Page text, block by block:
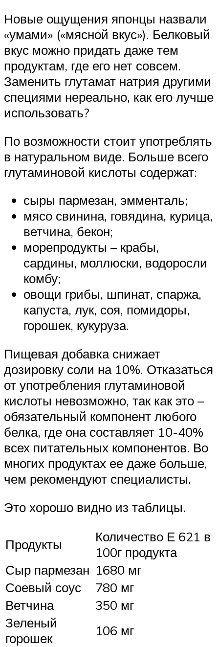
Новые ощущения японцы назвали
«умами» («мясной вкус»). Белковый
вкус можно придать даже тем
продуктам, где его нет совсем.
Заменить глутамат натрия другими
специями нереально, как его лучше
использовать?
По возможности стоит употреблять
в натуральном виде. Больше всего
глутаминовой кислоты содержат:
сыры пармезан, эмменталь;
мясо свинина, говядина, курица,
ветчина, бекон;
морепродукты – крабы,
сардины, моллюски, водоросли
комбу;
овощи грибы, шпинат, спаржа,
капуста, лук, соя, помидоры,
горошек, кукуруза.
Пищевая добавка снижает
дозировку соли на 10%. Отказаться
от употребления глутаминовой
кислоты невозможно, так как это –
обязательный компонент любого
белка, где она составляет 10-40%
всех питательных компонентов. Во
многих продуктах ее даже больше,
чем рекомендуют специалисты.
Это хорошо видно из таблицы.
Продукты
Количество Е 621 в
100г продукта
Сыр пармезан 1680 мг
Соевый соус
780 мг
Ветчина
350 мг
Зеленый
горошек
106 мг